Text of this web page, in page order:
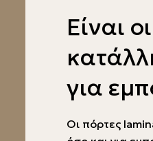
Είναι
για
Οι πόρτες